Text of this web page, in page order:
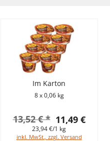
Im Karton
8 x 0,06 kg
11,49 €
13,52 € *
23,94 €/1 kg
inkl. MwSt., zzgl. Versand